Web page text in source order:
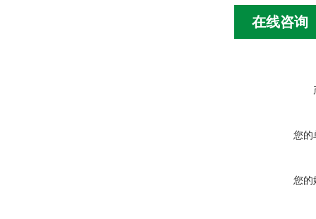
在线咨询
您的
您的